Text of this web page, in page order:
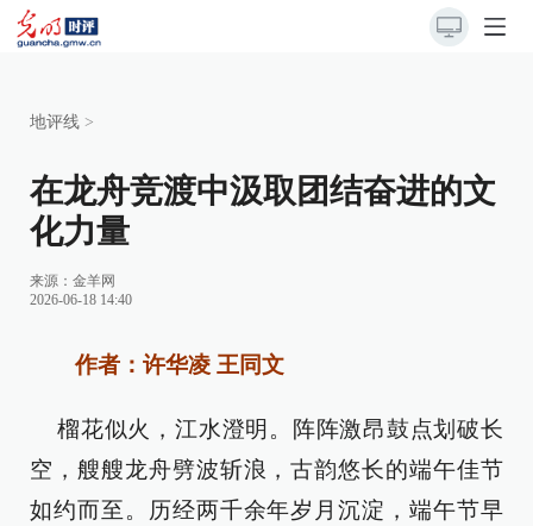
地评线 >
在龙舟竞渡中汲取团结奋进的文
化力量
来源： 金羊网
2026-06-18 14:40
作者：许华凌 王同文
榴花似火，江水澄明。阵阵激昂鼓点划破长
空，艘艘龙舟劈波斩浪，古韵悠长的端午佳节
如约而至。历经两千余年岁月沉淀，端午节早